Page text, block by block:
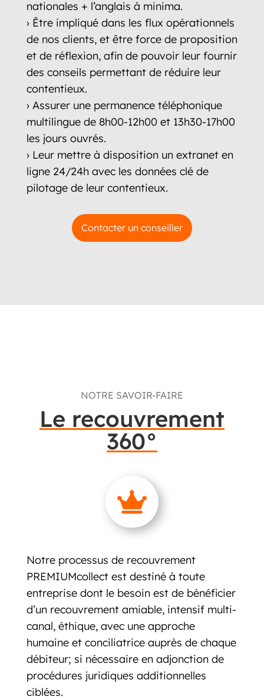
nationales + l’anglais à minima.
› Être impliqué dans les flux opérationnels
de nos clients, et être force de proposition
et de réflexion, afin de pouvoir leur fournir
des conseils permettant de réduire leur
contentieux.
› Assurer une permanence téléphonique
multilingue de 8h00-12h00 et 13h30-17h00
les jours ouvrés.
› Leur mettre à disposition un extranet en
ligne 24/24h avec les données clé de
pilotage de leur contentieux.
Contacter un conseiller
NOTRE SAVOIR-FAIRE
Le recouvrement
360°

Notre processus de recouvrement
PREMIUMcollect est destiné à toute
entreprise dont le besoin est de bénéficier
d’un recouvrement amiable, intensif multi-
canal, éthique, avec une approche
humaine et conciliatrice auprès de chaque
débiteur; si nécessaire en adjonction de
procédures juridiques additionnelles
ciblées.